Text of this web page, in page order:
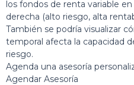
los fondos de renta variable
derecha (alto riesgo, alta
También se podría visualizar
temporal afecta la capacidad
riesgo.
Agenda una asesoría
Agendar Asesoría